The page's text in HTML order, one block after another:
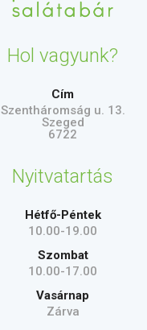
Hol vagyunk?
Cím
Szentháromság u. 13.
Szeged
6722
Nyitvatartás
Hétfő-Péntek
10.00-19.00
Szombat
10.00-17.00
Vasárnap
Zárva